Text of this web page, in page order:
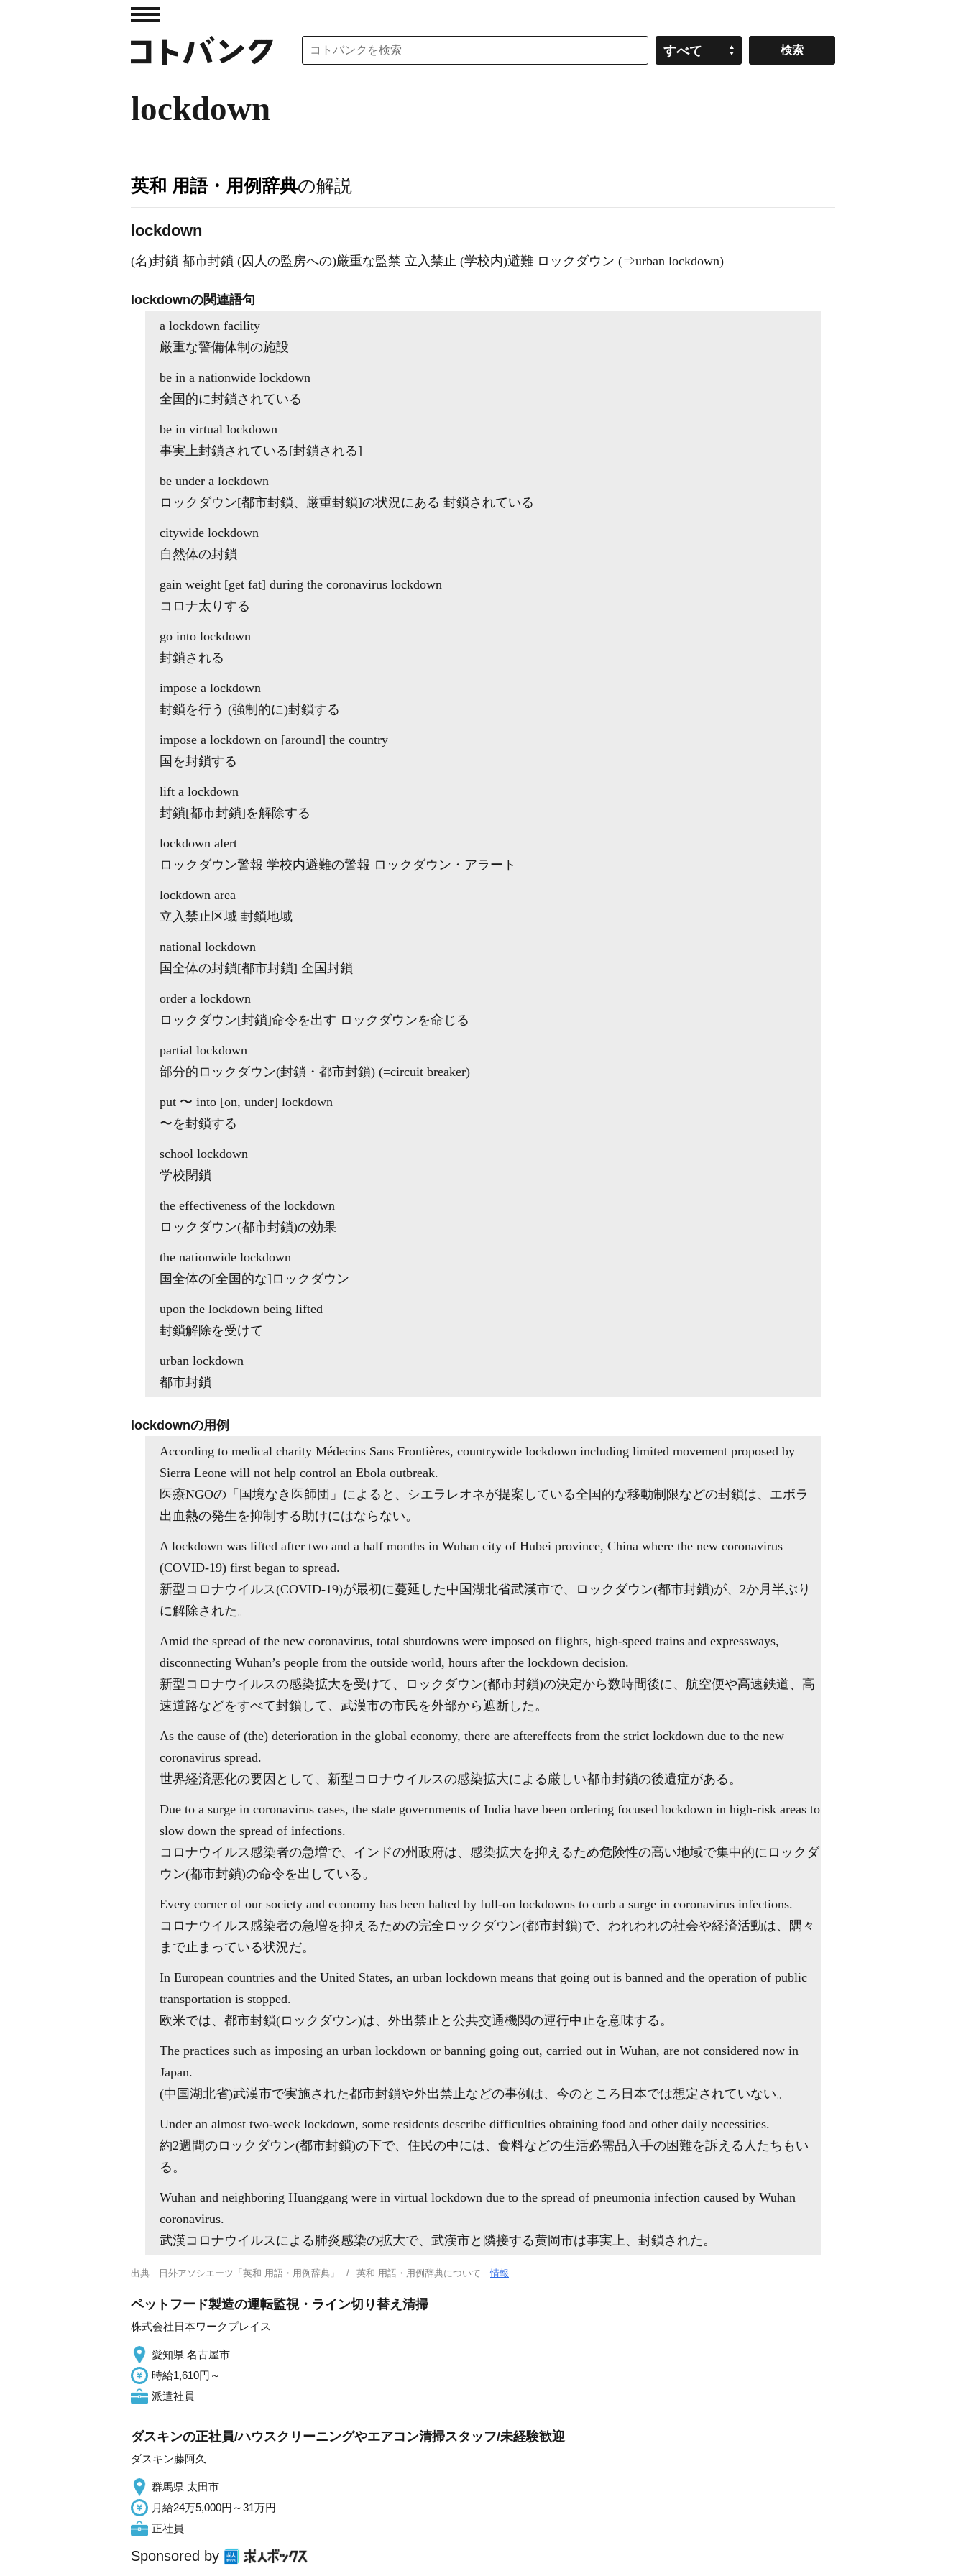
すべて
lockdown
英和 用語・用例辞典の解説
lockdown
(名)封鎖 都市封鎖 (囚人の監房への)厳重な監禁 立入禁止 (学校内)避難 ロックダウン (⇒urban lockdown)
lockdownの関連語句
a lockdown facility
厳重な警備体制の施設
be in a nationwide lockdown
全国的に封鎖されている
be in virtual lockdown
事実上封鎖されている[封鎖される]
be under a lockdown
ロックダウン[都市封鎖、厳重封鎖]の状況にある 封鎖されている
citywide lockdown
自然体の封鎖
gain weight [get fat] during the coronavirus lockdown
コロナ太りする
go into lockdown
封鎖される
impose a lockdown
封鎖を行う (強制的に)封鎖する
impose a lockdown on [around] the country
国を封鎖する
lift a lockdown
封鎖[都市封鎖]を解除する
lockdown alert
ロックダウン警報 学校内避難の警報 ロックダウン・アラート
lockdown area
立入禁止区域 封鎖地域
national lockdown
国全体の封鎖[都市封鎖] 全国封鎖
order a lockdown
ロックダウン[封鎖]命令を出す ロックダウンを命じる
partial lockdown
部分的ロックダウン(封鎖・都市封鎖) (=circuit breaker)
put 〜 into [on, under] lockdown
〜を封鎖する
school lockdown
学校閉鎖
the effectiveness of the lockdown
ロックダウン(都市封鎖)の効果
the nationwide lockdown
国全体の[全国的な]ロックダウン
upon the lockdown being lifted
封鎖解除を受けて
urban lockdown
都市封鎖
lockdownの用例
According to medical charity Médecins Sans Frontières, countrywide lockdown including limited movement proposed by
Sierra Leone will not help control an Ebola outbreak.
医療NGOの「国境なき医師団」によると、シエラレオネが提案している全国的な移動制限などの封鎖は、エボラ
出血熱の発生を抑制する助けにはならない。
A lockdown was lifted after two and a half months in Wuhan city of Hubei province, China where the new coronavirus
(COVID-19) first began to spread.
新型コロナウイルス(COVID-19)が最初に蔓延した中国湖北省武漢市で、ロックダウン(都市封鎖)が、2か月半ぶり
に解除された。
Amid the spread of the new coronavirus, total shutdowns were imposed on flights, high-speed trains and expressways,
disconnecting Wuhan’s people from the outside world, hours after the lockdown decision.
新型コロナウイルスの感染拡大を受けて、ロックダウン(都市封鎖)の決定から数時間後に、航空便や高速鉄道、高
速道路などをすべて封鎖して、武漢市の市民を外部から遮断した。
As the cause of (the) deterioration in the global economy, there are aftereffects from the strict lockdown due to the new
coronavirus spread.
世界経済悪化の要因として、新型コロナウイルスの感染拡大による厳しい都市封鎖の後遺症がある。
Due to a surge in coronavirus cases, the state governments of India have been ordering focused lockdown in high-risk areas to
slow down the spread of infections.
コロナウイルス感染者の急増で、インドの州政府は、感染拡大を抑えるため危険性の高い地域で集中的にロックダ
ウン(都市封鎖)の命令を出している。
Every corner of our society and economy has been halted by full-on lockdowns to curb a surge in coronavirus infections.
コロナウイルス感染者の急増を抑えるための完全ロックダウン(都市封鎖)で、われわれの社会や経済活動は、隅々
まで止まっている状況だ。
In European countries and the United States, an urban lockdown means that going out is banned and the operation of public
transportation is stopped.
欧米では、都市封鎖(ロックダウン)は、外出禁止と公共交通機関の運行中止を意味する。
The practices such as imposing an urban lockdown or banning going out, carried out in Wuhan, are not considered now in
Japan.
(中国湖北省)武漢市で実施された都市封鎖や外出禁止などの事例は、今のところ日本では想定されていない。
Under an almost two-week lockdown, some residents describe difficulties obtaining food and other daily necessities.
約2週間のロックダウン(都市封鎖)の下で、住民の中には、食料などの生活必需品入手の困難を訴える人たちもい
る。
Wuhan and neighboring Huanggang were in virtual lockdown due to the spread of pneumonia infection caused by Wuhan
coronavirus.
武漢コロナウイルスによる肺炎感染の拡大で、武漢市と隣接する黄岡市は事実上、封鎖された。
出典 日外アソシエーツ「英和 用語・用例辞典」 英和 用語・用例辞典について情報
ペットフード製造の運転監視・ライン切り替え清掃
株式会社日本ワークプレイス
愛知県 名古屋市
時給1,610円～
派遣社員
ダスキンの正社員/ハウスクリーニングやエアコン清掃スタッフ/未経験歓迎
ダスキン藤阿久
群馬県 太田市
月給24万5,000円～31万円
正社員
Sponsored by